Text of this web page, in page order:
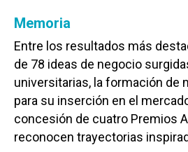
Memoria
Entre los resultados más
de 78 ideas de negocio
universitarias, la formación de
para su inserción en el
concesión de cuatro Premios
reconocen trayectorias